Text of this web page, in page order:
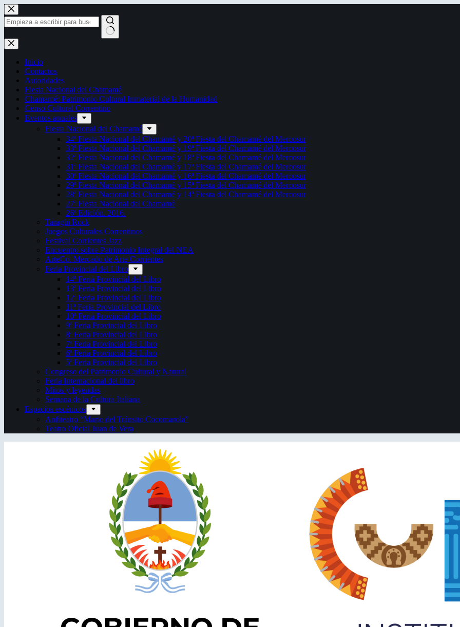
Saltar
al
contenido
Sin
resultados
Inicio
Contactos
Autoridades
Fiesta Nacional del Chamamé
Chamamé: Patrimonio Cultural Inmaterial de la Humanidad
Censo Cultural Correntino
Eventos anuales
Fiesta Nacional del Chamamé
34ª Fiesta Nacional del Chamamé y 20ª Fiesta del Chamamé del Mercosur
33ª Fiesta Nacional del Chamamé y 19ª Fiesta del Chamamé del Mercosur
32ª Fiesta Nacional del Chamamé y 18ª Fiesta del Chamamé del Mercosur
31ª Fiesta Nacional del Chamamé y 17ª Fiesta del Chamamé del Mercosur
30ª Fiesta Nacional del Chamamé y 16ª Fiesta del Chamamé del Mercosur
29ª Fiesta Nacional del Chamamé y 15ª Fiesta del Chamamé del Mercosur
28ª Fiesta Nacional del Chamamé y 14ª Fiesta del Chamamé del Mercosur
27ª Fiesta Nacional del Chamamé
26ª Edición. 2016.
Taragüi Rock
Juegos Culturales Correntinos
Festival Corrientes Jazz
Encuentro sobre Patrimonio Integral del NEA
ArteCo. Mercado de Arte Corrientes
Feria Provincial del Libro
14ª Feria Provincial del Libro
13ª Feria Provincial del Libro
12ª Feria Provincial del Libro
11ª Feria Provincial del Libro
10ª Feria Provincial del Libro
9ª Feria Provincial del Libro
8ª Feria Provincial del Libro
7ª Feria Provincial del Libro
6ª Feria Provincial del Libro
5ª Feria Provincial del Libro
Congreso del Patrimonio Cultural y Natural
Feria Internacional del libro
Mitos y leyendas
Semana de la Cultura Italiana
Espacios escénicos
Anfiteatro “Mario del Tránsito Cocomarola”
Teatro Oficial Juan de Vera